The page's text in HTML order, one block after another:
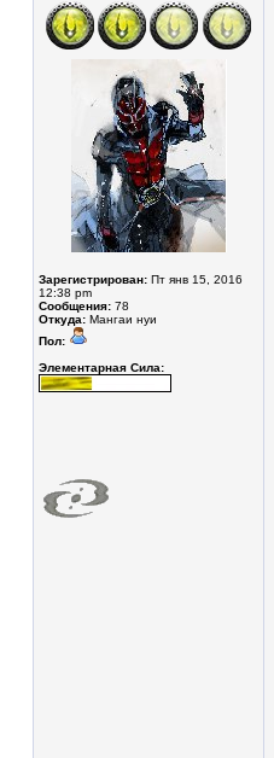
Зарегистрирован: Пт янв 15, 2016
12:38 pm
Сообщения: 78
Откуда: Мангаи нуи
Пол:
Элементарная Сила: